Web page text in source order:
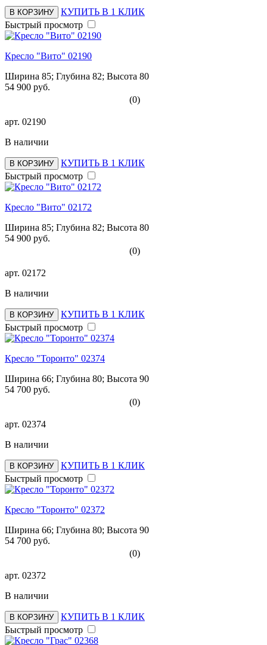
В КОРЗИНУ
КУПИТЬ В 1 КЛИК
Быстрый просмотр
Кресло "Вито" 02190
Ширина 85; Глубина 82; Высота 80
54 900 руб.
(0)
арт. 02190
В наличии
В КОРЗИНУ
КУПИТЬ В 1 КЛИК
Быстрый просмотр
Кресло "Вито" 02172
Ширина 85; Глубина 82; Высота 80
54 900 руб.
(0)
арт. 02172
В наличии
В КОРЗИНУ
КУПИТЬ В 1 КЛИК
Быстрый просмотр
Кресло "Торонто" 02374
Ширина 66; Глубина 80; Высота 90
54 700 руб.
(0)
арт. 02374
В наличии
В КОРЗИНУ
КУПИТЬ В 1 КЛИК
Быстрый просмотр
Кресло "Торонто" 02372
Ширина 66; Глубина 80; Высота 90
54 700 руб.
(0)
арт. 02372
В наличии
В КОРЗИНУ
КУПИТЬ В 1 КЛИК
Быстрый просмотр